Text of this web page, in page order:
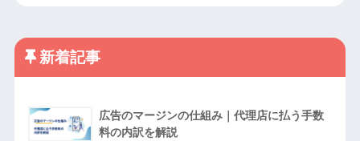
新着記事
広告のマージンの仕組み｜代理店に払う手数
料の内訳を解説